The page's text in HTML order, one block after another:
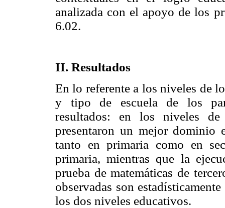
analizada con el apoyo de los
6.02.
II. Resultados
En lo referente a los niveles de
y tipo de escuela de los
resultados: en los niveles
presentaron un mejor dominio
tanto en primaria como en
primaria, mientras que la
prueba de matemáticas de
observadas son
los dos niveles educativos.